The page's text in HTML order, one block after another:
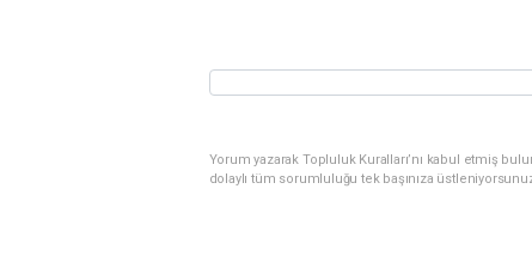
Yorum yazarak Topluluk Kuralları’nı kabul etmiş
dolaylı tüm sorumluluğu tek başınıza